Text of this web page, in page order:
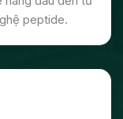
peptide.